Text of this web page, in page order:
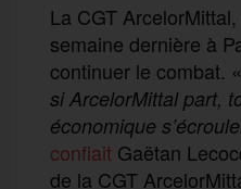
La CGT
semaine dernière à
continuer le combat. «
si ArcelorMittal part,
économique
confiait Gaëtan
de la CGT